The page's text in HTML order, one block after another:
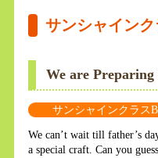
サンシャイン
We are
サンシャインクラス
We can’t wait till father’s
a special craft. Can you